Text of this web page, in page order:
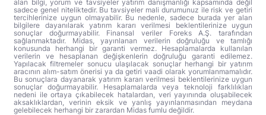
alan bilgi, yorum ve tavsiyeler yatırım danışmanlığı kapsamında değil
sadece genel niteliktedir. Bu tavsiyeler mali durumunuz ile risk ve getiri
tercihlerinize uygun olmayabilir. Bu nedenle, sadece burada yer alan
bilgilere dayanılarak yatırım kararı verilmesi beklentilerinize uygun
sonuçlar doğurmayabilir. Finansal veriler Foreks A.Ş. tarafından
sağlanmaktadır. Midas, yayınlanan verilerin doğruluğu ve tamlığı
konusunda herhangi bir garanti vermez. Hesaplamalarda kullanılan
verilerin ve hesaplanan değişkenlerin doğruluğu garanti edilemez.
Yapılacak filtremeler sonucu ulaşılacak sonuçlar herhangi bir yatırım
aracının alım-satım önerisi ya da getiri vaadi olarak yorumlanmamalıdır.
Bu sonuçlara dayanarak yatırım kararı verilmesi beklentilerinize uygun
sonuçlar doğurmayabilir. Hesaplamalarda veya teknoloji farklılıkları
nedeni ile ortaya çıkabilecek hatalardan, veri yayınında oluşabilecek
aksaklıklardan, verinin eksik ve yanlış yayınlanmasından meydana
gelebilecek herhangi bir zarardan Midas fumlu değildir.